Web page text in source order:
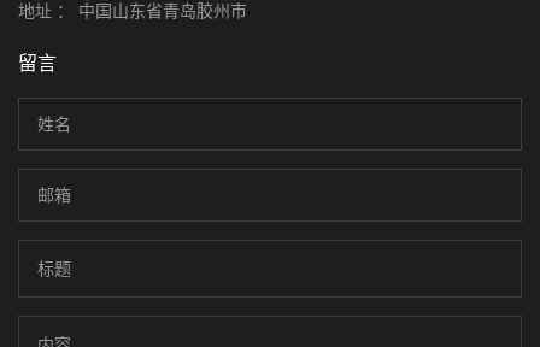
地址 ：
中国山东省青岛胶州市
留言